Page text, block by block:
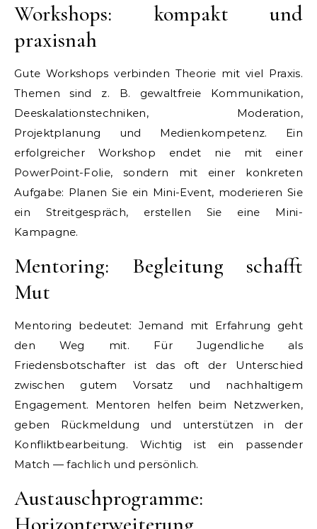
Workshops: kompakt und
praxisnah
Gute Workshops verbinden Theorie mit viel Praxis.
Themen sind z. B. gewaltfreie Kommunikation,
Deeskalationstechniken, Moderation,
Projektplanung und Medienkompetenz. Ein
erfolgreicher Workshop endet nie mit einer
PowerPoint-Folie, sondern mit einer konkreten
Aufgabe: Planen Sie ein Mini-Event, moderieren Sie
ein Streitgespräch, erstellen Sie eine Mini-
Kampagne.
Mentoring: Begleitung schafft
Mut
Mentoring bedeutet: Jemand mit Erfahrung geht
den Weg mit. Für Jugendliche als
Friedensbotschafter ist das oft der Unterschied
zwischen gutem Vorsatz und nachhaltigem
Engagement. Mentoren helfen beim Netzwerken,
geben Rückmeldung und unterstützen in der
Konfliktbearbeitung. Wichtig ist ein passender
Match — fachlich und persönlich.
Austauschprogramme: